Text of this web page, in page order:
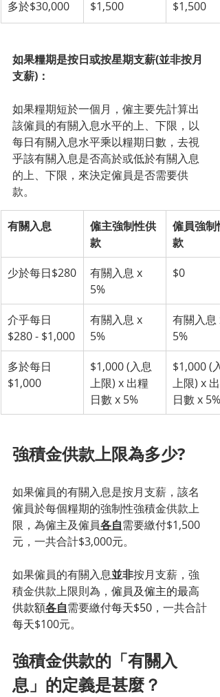
多於$30,000
$1,500 $1,500
如果糧期是按日或按星期支薪(並非按月
支薪)：
如果糧期短於一個月，僱主要先計算出
該僱員的有關入息水平的上、下限，以
每日有關入息水平乘以糧期日數，去視
乎該有關入息是否高於或低於有關入息
的上、下限，來決定僱員是否需要供
款。
有關入息
僱主強制性供
款
僱員強制
款
少於每日$280
有關入息 x
5%
$0
介乎每日
$280 - $1,000
有關入息 x
5%
有關入息 x
5%
多於每日
$1,000
$1,000 (入息
上限) x 出糧
日數 x 5%
$1,000 (入
上限) x 出
日數 x 5%
強積金供款上限為多少?
如果僱員的有關入息是按月支薪，該名
僱員於每個糧期的強制性強積金供款上
限，為僱主及僱員各自需要繳付$1,500
元，一共合計$3,000元。
如果僱員的有關入息並非按月支薪，強
積金供款上限則為， 僱員及僱主的最高
供款額各自需要繳付每天$50 ，一共合計
每天$100元。
強積金供款的「有關入
息」的定義是甚麼？